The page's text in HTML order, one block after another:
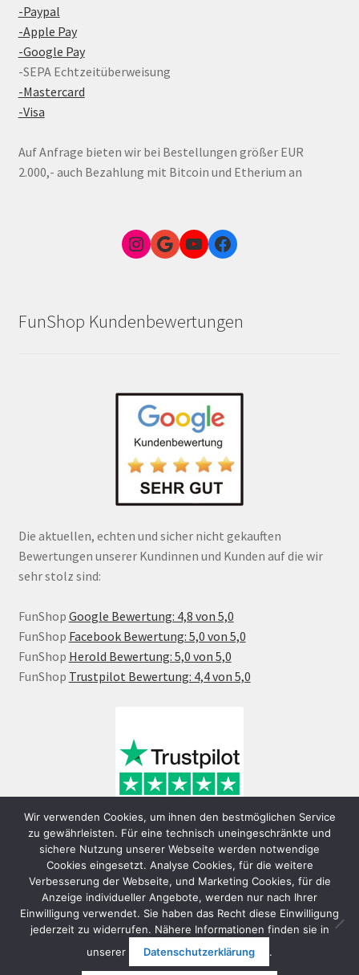
-Paypal
-Apple Pay
-Google Pay
-SEPA Echtzeitüberweisung
-Mastercard
-Visa
Auf Anfrage bieten wir bei Bestellungen größer EUR
2.000,- auch Bezahlung mit Bitcoin und Etherium an
Instagram
Google Link zum FunShop WienYouTubeFacebook
FunShop Kundenbewertungen
Die aktuellen, echten und sicher nicht gekauften
Bewertungen unserer Kundinnen und Kunden auf die wir
sehr stolz sind:
FunShop Google Bewertung: 4,8 von 5,0
FunShop Facebook Bewertung: 5,0 von 5,0
FunShop Herold Bewertung: 5,0 von 5,0
FunShop Trustpilot Bewertung: 4,4 von 5,0
© FunShop Wien - Hochqualitative Elektromobilität 2026
Datenschutzerklärung
Erstellt mit WooCommerce
Wir verwenden Cookies, um ihnen den bestmöglichen Service
zu gewährleisten. Für eine technisch uneingeschränkte und
sichere Nutzung unserer Webseite werden notwendige
Cookies eingesetzt. Analyse Cookies, für die weitere
Verbesserung der Webseite, und Marketing Cookies, für die
Anzeige individueller Angebote, werden nur nach Ihrer
Einwilligung verwendet. Sie haben das Recht diese Einwilligung
jederzeit zu widerrufen. Nähere Informationen finden sie in
unserer
Datenschutzerklärung .